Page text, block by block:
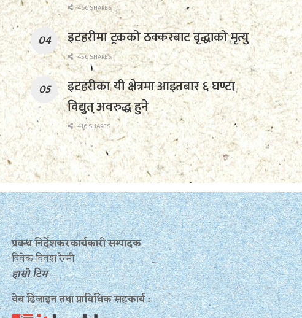
466 SHARES
इटहरीमा ट्रकको ठक्करबाट वृद्धाको मृत्यु
456 SHARES
इटहरीका यी क्षेत्रमा आइतबार ६ घण्टा
विद्युत् अवरुद्ध हुने
416 SHARES
प्रबन्ध निर्देशकरकार्यकारी सम्पादक
विवेक विवश रेग्मी
हाम्रो टिम
वेब डिजाइन तथा प्राविधिक सहकार्य :